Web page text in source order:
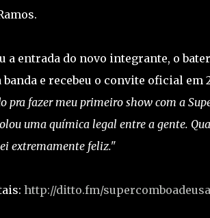
a entrada do novo integrante, o
e recebeu o convite oficial em
pra fazer meu primeiro show com a
uma química legal entre a gente.
extremamente feliz."
http://ditto.fm/